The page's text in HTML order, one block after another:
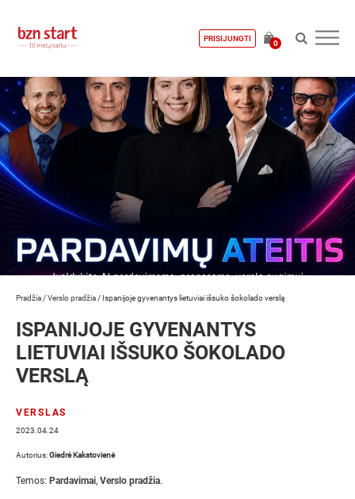
PRISIJUNGTI
0
Pradžia /Verslo pradžia / Ispanijoje gyvenantys lietuviai išsuko šokolado verslą
ISPANIJOJE GYVENANTYS
LIETUVIAI IŠSUKO ŠOKOLADO
VERSLĄ
VERSLAS
2023.04.24
Autorius:Giedrė Kakstovienė
Temos: Pardavimai, Verslo pradžia.